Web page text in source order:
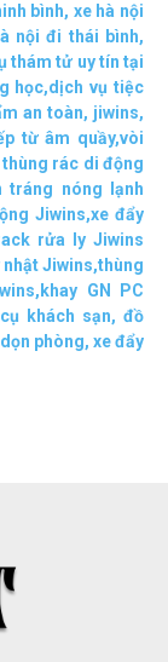
bình, xe hà nội
nội đi thái bình,
thám tử uy tín tại
học,dịch vụ tiệc
an toàn, jiwins,
từ âm quầy,vòi
thùng rác di động
tráng nóng lạnh
Jiwins,xe đẩy
rửa ly Jiwins
nhật Jiwins,thùng
, khay GN PC
khách sạn, đồ
phòng, xe đẩy